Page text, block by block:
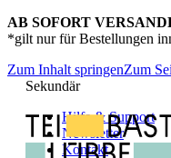
AB SOFORT
*gilt nur für Bestellungen
Zum Inhalt springenZum
Sekundär
Hilfe & Support
Newsletter
Kontakt